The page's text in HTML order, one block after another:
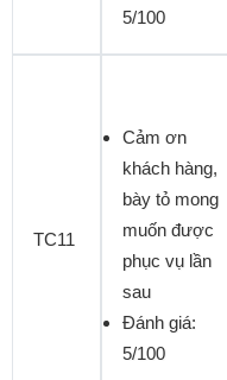
5/100
TC11
Cảm ơn
khách hàng,
bày tỏ mong
muốn được
phục vụ lần
sau
Đánh giá:
5/100